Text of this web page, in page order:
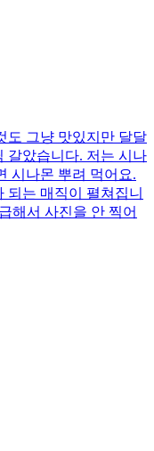
도 그냥 맛있지만 달달
갈았습니다. 저는 시나
시나몬 뿌려 먹어요.
되는 매직이 펼쳐집니
해서 사진을 안 찍어